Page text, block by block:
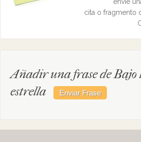
cita o fragmento
Añadir una frase de Bajo
estrella